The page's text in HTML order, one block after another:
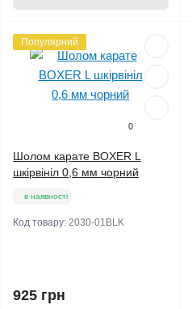
Популярний
0
Шолом карате BOXER L
шкірвініл 0,6 мм чорний
в наявності
Код товару: 2030-01BLK
925 грн